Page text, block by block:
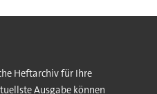
Heftarchiv für Ihre
Ausgabe können